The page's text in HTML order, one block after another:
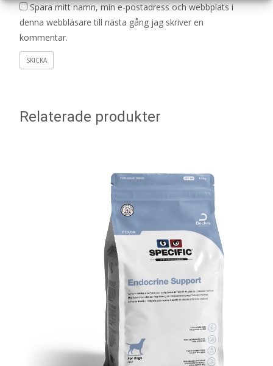
Spara mitt namn, min e-postadress och webbplats i
denna webbläsare till nästa gång jag skriver en
kommentar.
Relaterade produkter